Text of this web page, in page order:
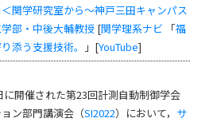
＜関学研究室から～神戸三田キャンパス
部・中後大輔教授 [関学理系ナビ 「福
添う支援技術。
」[YouTube]
に開催された第23回計測自動制御学会
ン部門講演会（SI2022）において， サ